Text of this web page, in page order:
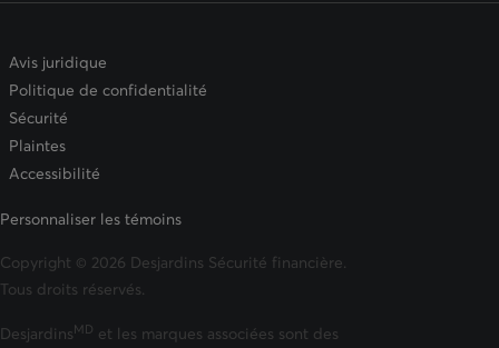
Avis juridique
Politique de confidentialité
Sécurité
Plaintes
Accessibilité
Personnaliser les témoins
Copyright © 2026 Desjardins Sécurité financière.
Tous droits réservés.
DesjardinsMD et les marques associées sont des